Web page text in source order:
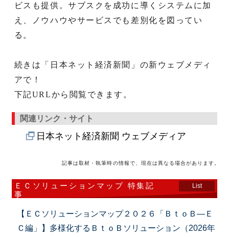
ビスも提供。サブスクを成功に導くシステムに加
え、ノウハウやサービスでも差別化を図ってい
る。
続きは「日本ネット経済新聞」の新ウェブメディ
アで！
下記URLから閲覧できます。
関連リンク・サイト
日本ネット経済新聞 ウェブメディア
記事は取材・執筆時の情報で、現在は異なる場合があります。
ＥＣソリューションマップ 特集記
事
List
【ＥＣソリューションマップ２０２６「ＢｔｏＢ―Ｅ
Ｃ編」】多様化するＢｔｏＢソリューション（2026年